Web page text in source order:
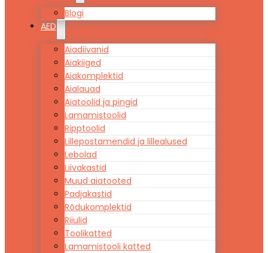
Blogi
AED
Aiadiivanid
Aiakiiged
Aiakomplektid
Aialauad
Aiatoolid ja pingid
Lamamistoolid
Ripptoolid
Lillepostamendid ja lillealused
Lebolad
Liivakastid
Muud aiatooted
Padjakastid
Rõdukomplektid
Riiulid
Toolikatted
Lamamistooli katted